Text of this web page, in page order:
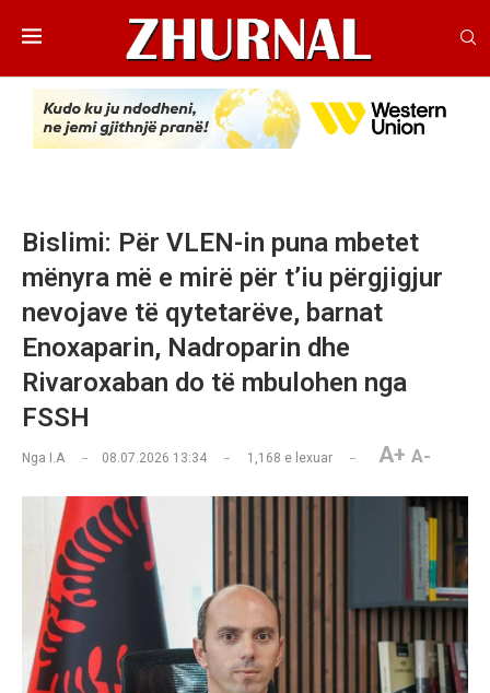
Bislimi: Për VLEN-in puna mbetet
mënyra më e mirë për t’iu përgjigjur
nevojave të qytetarëve, barnat
Enoxaparin, Nadroparin dhe
Rivaroxaban do të mbulohen nga
FSSH
Nga I.A 08.07.2026 13:34 1,168 e lexuar A+ A-